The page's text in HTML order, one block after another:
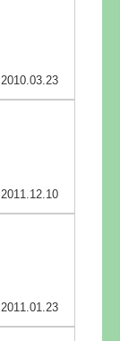
2010.03.23
2011.12.10
2011.01.23